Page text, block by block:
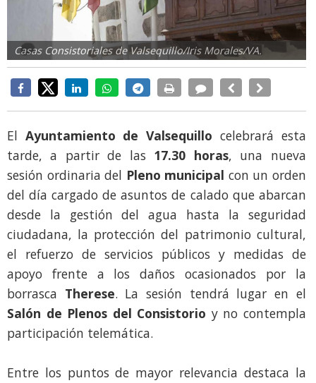
Casas Consistoriales de Valsequillo/Iris Morales/VA.
El Ayuntamiento de Valsequillo celebrará esta
tarde, a partir de las 17.30 horas, una nueva
sesión ordinaria del Pleno municipal con un orden
del día cargado de asuntos de calado que abarcan
desde la gestión del agua hasta la seguridad
ciudadana, la protección del patrimonio cultural,
el refuerzo de servicios públicos y medidas de
apoyo frente a los daños ocasionados por la
borrasca Therese. La sesión tendrá lugar en el
Salón de Plenos del Consistorio y no contempla
participación telemática.
Entre los puntos de mayor relevancia destaca la